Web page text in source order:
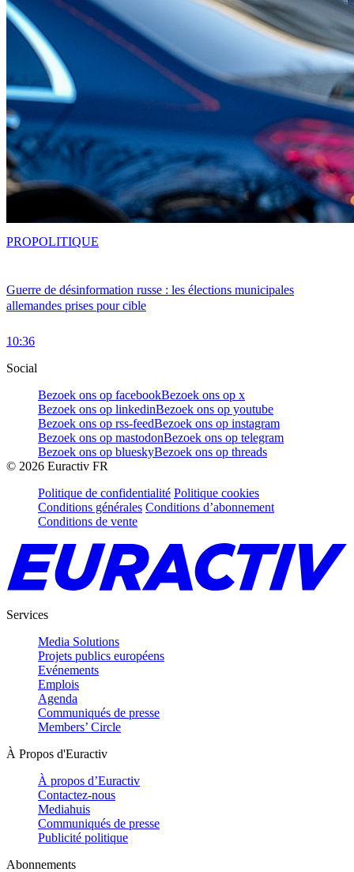
Guerre de désinformation russe : les élections municipales
allemandes prises pour cible
10:36
PROPOLITIQUE
Social
Bezoek ons op facebookBezoek ons op x
Bezoek ons op linkedinBezoek ons op youtube
Bezoek ons op rss-feedBezoek ons op instagram
Bezoek ons op mastodonBezoek ons op telegram
Bezoek ons op blueskyBezoek ons op threads
© 2026 Euractiv FR
Politique de confidentialité Politique cookies
Conditions générales Conditions d’abonnement
Conditions de vente
Services
Media Solutions
Projets publics européens
Evénements
Emplois
Agenda
Communiqués de presse
Members’ Circle
À Propos d'Euractiv
À propos d’Euractiv
Contactez-nous
Mediahuis
Communiqués de presse
Publicité politique
Abonnements